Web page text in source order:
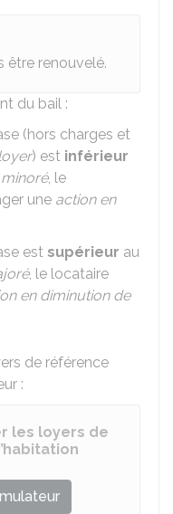
être renouvelé.
du bail :
(hors charges et
) est inférieur
, le
une action en
est supérieur au
, le locataire
en diminution de
de référence
:
les loyers de